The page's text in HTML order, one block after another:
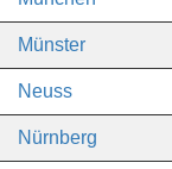
Münster
Neuss
Nürnberg